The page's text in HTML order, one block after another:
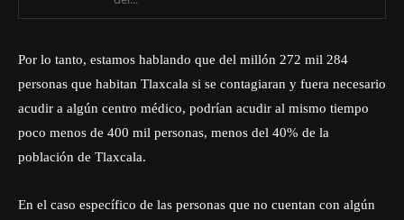
Por lo tanto, estamos hablando que del millón 272 mil 284
personas que habitan Tlaxcala si se contagiaran y fuera necesario
acudir a algún centro médico, podrían acudir al mismo tiempo
poco menos de 400 mil personas, menos del 40% de la
población de Tlaxcala.
En el caso específico de las personas que no cuentan con algún